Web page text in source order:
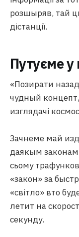
розшыряв, тай
дістанції.
Путуєме
«Позирати
чудный
изглядачі
Зачнеме май
даякым
сьому
«закон» за
«світло» вто
летит на
секунду.